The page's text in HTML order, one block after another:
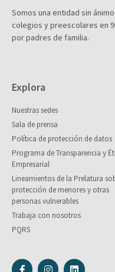
Somos una entidad sin
colegios y preescolares en
por padres de familia.
Explora
Nuestras sedes
Sala de prensa
Política de protección de datos
Programa de Transparencia y
Empresarial
Lineamientos de la Prelatura
protección de menores y otras
personas vulnerables
Trabaja con nosotros
PQRS